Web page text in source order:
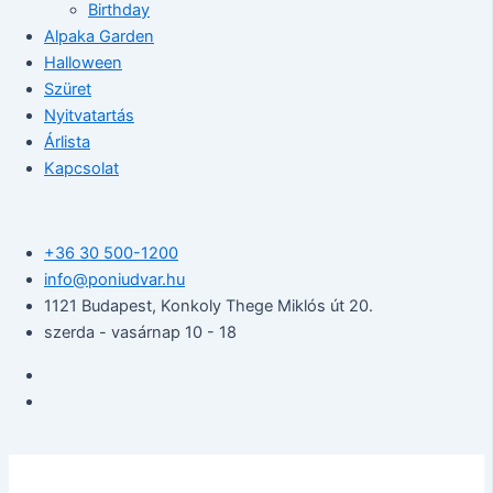
Birthday
Alpaka Garden
Halloween
Szüret
Nyitvatartás
Árlista
Kapcsolat
+36 30 500-1200​
info@poniudvar.hu
1121 Budapest, Konkoly Thege Miklós út 20.
szerda - vasárnap 10 - 18